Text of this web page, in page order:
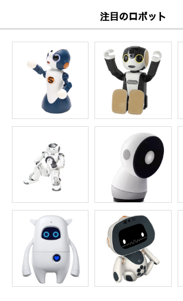
注目のロボット